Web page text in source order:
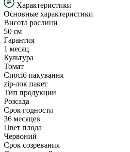
Характеристики
Основные характеристики
Висота рослини
50 см
Гарантия
1 месяц
Культура
Томат
Спосіб пакування
zip-лок пакет
Тип продукции
Розсада
Срок годности
36 месяцев
Цвет плода
Червоний
Срок созревания